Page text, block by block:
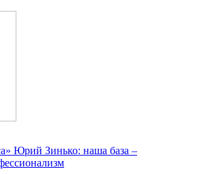
Юрий Зинько: наша база –